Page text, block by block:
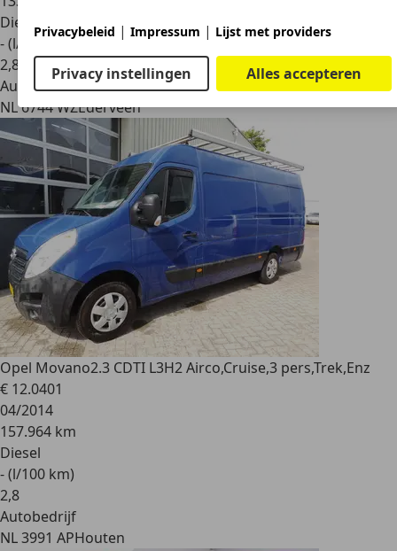
Diesel
- (l/100 km)
2,8
Autobedrijf
NL 6744 WZEderveen
Opel Movano2.3 CDTI L3H2 Airco,Cruise,3 pers,Trek,Enz
€ 12.0401
04/2014
157.964 km
Diesel
- (l/100 km)
2,8
Autobedrijf
NL 3991 APHouten
Privacybeleid | Impressum | Lijst met providers
Privacy instellingen Alles accepteren